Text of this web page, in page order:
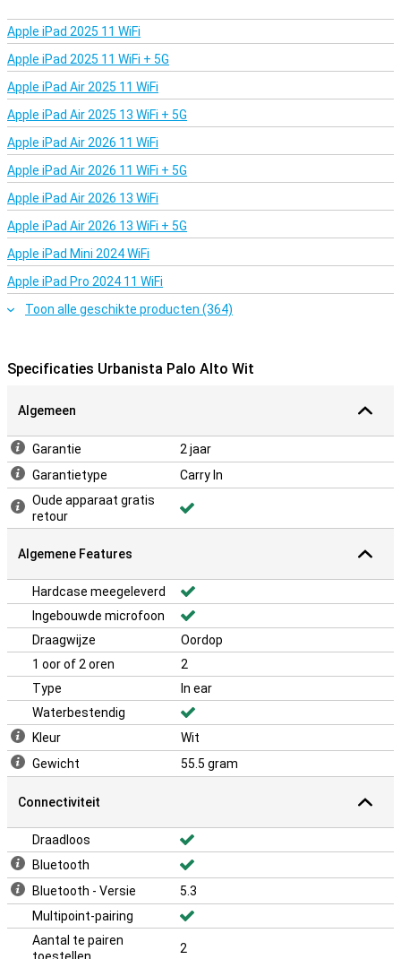
Urbanista heeft een microfoon ingebouwd waarmee je goed
verstaanbaar bent tijdens een telefoongesprek. Het is altijd fijn als
je iets gratis meegeleverd krijgt bij je bestelling, al helemaal als
deze ook nuttig is. Met de Urbanista Palo Alto Wit krijg je er een
hardcase bij, zo heb je altijd een geschikte opbergplaats voor je
oordopjes.
Apple iPad 2025 11 WiFi
Apple iPad 2025 11 WiFi + 5G
Apple iPad Air 2025 11 WiFi
Apple iPad Air 2025 13 WiFi + 5G
Apple iPad Air 2026 11 WiFi
Apple iPad Air 2026 11 WiFi + 5G
Apple iPad Air 2026 13 WiFi
Apple iPad Air 2026 13 WiFi + 5G
Apple iPad Mini 2024 WiFi
Apple iPad Pro 2024 11 WiFi
Toon alle geschikte producten (364)
Specificaties Urbanista Palo Alto Wit
Algemeen
Garantie
2 jaar
Garantietype
Carry In
Oude apparaat gratis
retour
Algemene Features
Hardcase meegeleverd
Ingebouwde microfoon
Draagwijze
Oordop
1 oor of 2 oren
2
Type
In ear
Waterbestendig
Kleur
Wit
Gewicht
55.5 gram
Connectiviteit
Draadloos
Bluetooth
Bluetooth - Versie
5.3
Multipoint-pairing
Aantal te pairen
2